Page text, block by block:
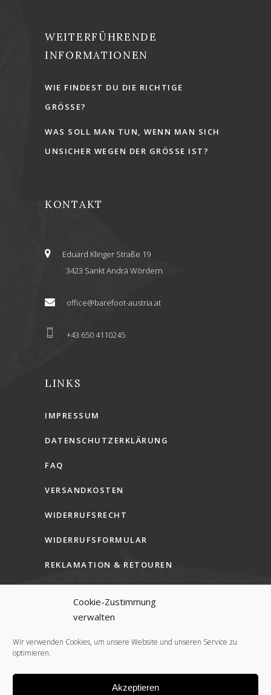
Cookie-Zustimmung
verwalten
Wir verwenden Cookies, um unsere Website und unseren Service zu
optimieren.
Akzeptieren
WEITERFÜHRENDE
INFORMATIONEN
WIE FINDEST DU DIE RICHTIGE
GRÖSSE?
WAS SOLL MAN TUN, WENN MAN SICH
UNSICHER WEGEN DER GRÖSSE IST?
KONTAKT
Eduard Klinger Straße 19
3423 Sankt Andrä Wördern
office@barefoot-austria.at
+43 650 4110245
LINKS
IMPRESSUM
DATENSCHUTZERKLÄRUNG
FAQ
VERSANDKOSTEN
WIDERRUFSRECHT
WIDERRUFSFORMULAR
REKLAMATION & RETOUREN
AGB (B2B)
COOKIE-RICHTLINIE (EU)